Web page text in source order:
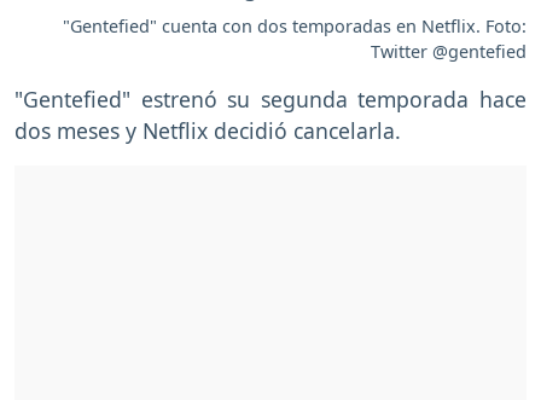
"Gentefied" cuenta con dos temporadas en Netflix. Foto:
Twitter @gentefied
"Gentefied" estrenó su segunda temporada hace
dos meses y Netflix decidió cancelarla.